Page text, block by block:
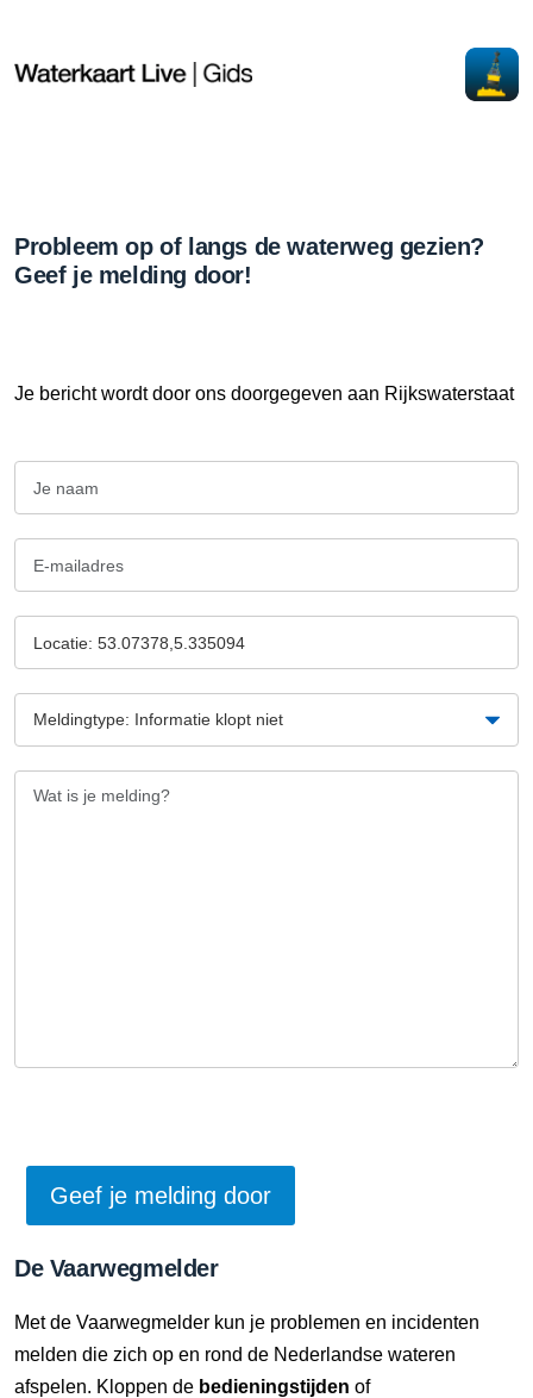
Probleem op of langs de waterweg gezien?
Geef je melding door!
Je bericht wordt door ons doorgegeven aan Rijkswaterstaat
De Vaarwegmelder
Met de Vaarwegmelder kun je problemen en incidenten
melden die zich op en rond de Nederlandse wateren
afspelen. Kloppen de bedieningstijden of